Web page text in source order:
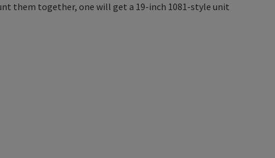
them together, one will get a 19-inch 1081-style unit